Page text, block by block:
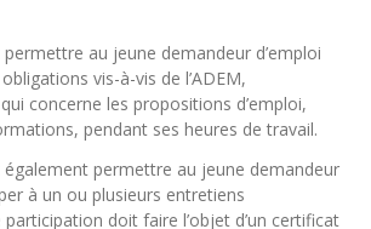
au jeune demandeur d’emploi
vis-à-vis de l’ADEM,
concerne les propositions d’emploi,
pendant ses heures de travail.
permettre au jeune demandeur
à un ou plusieurs entretiens
participation doit faire l’objet d’un certificat